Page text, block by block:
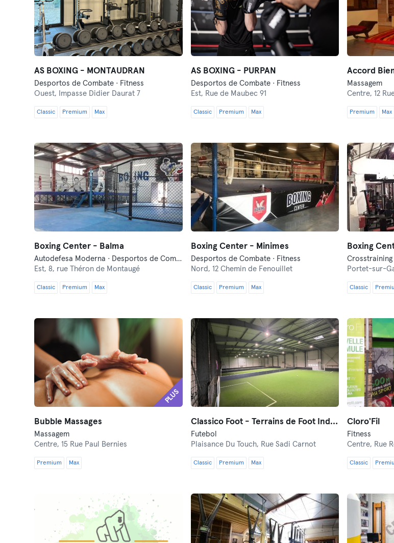
AS BOXING - MONTAUDRAN
Desportos de Combate · Fitness
Ouest,
Impasse Didier Daurat 7
Classic Premium Max
AS BOXING - PURPAN
Desportos de Combate · Fitness
Est, Rue de Maubec 91
Classic Premium Max
Accord
Massagem
Centre, 12
Premium Max
Boxing Center - Balma
Autodefesa Moderna · Desportos de Combate · Fitness · Luta Livre
Est,8, rue Théron de Montaugé
Classic Premium Max
Boxing Center - Minimes
Desportos de Combate · Fitness
Nord, 12 Chemin de Fenouillet
Classic Premium Max
Boxing
Portet-sur-
Classic
PLUS
Bubble Massages
Massagem
Centre,15 Rue Paul Bernies
Premium Max
Classico Foot - Terrains de Foot Indoor
Futebol
Plaisance Du Touch, Rue Sadi Carnot
Classic Premium Max
Cloro'Fil
Fitness
Centre, Rue
Classic